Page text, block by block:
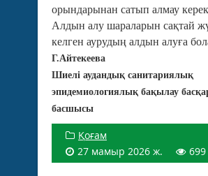
орындарынан сатып алмау
Алдын алу шараларын сақтай
келген аурудың алдын алуға
Г.Айтекеева
Шиелі аудандық санитариялық
эпидемиологиялық бақылау
басшысы
Қоғам
27 мамыр 2026 ж.
699